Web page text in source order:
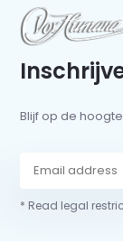
Blijf op de
* Read legal